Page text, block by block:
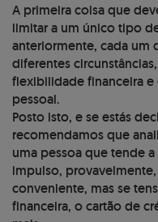
A primeira coisa que
limitar a um único tipo
anteriormente, cada um
diferentes
flexibilidade financeira
pessoal.
Posto isto, e se estás
recomendamos que
uma pessoa que tende
impulso,
conveniente, mas se
financeira, o cartão de